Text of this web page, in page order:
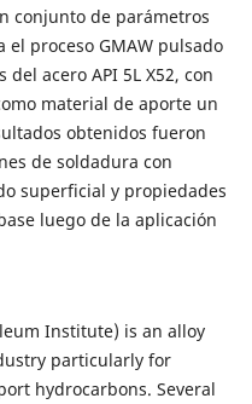
conjunto de parámetros
proceso GMAW pulsado
acero API 5L X52, con
material de aporte un
obtenidos fueron
de soldadura con
superficial y propiedades
luego de la aplicación
Institute) is an alloy
particularly for
hydrocarbons. Several